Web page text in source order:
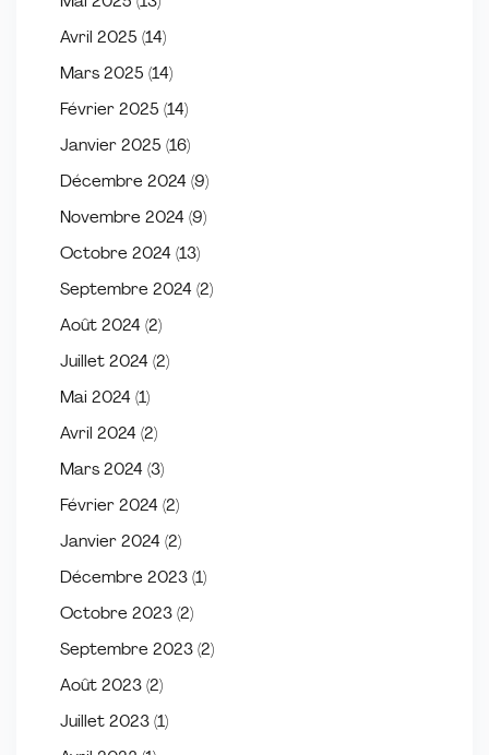
Avril 2025 (14)
Mars 2025 (14)
Février 2025 (14)
Janvier 2025 (16)
Décembre 2024 (9)
Novembre 2024 (9)
Octobre 2024 (13)
Septembre 2024 (2)
Août 2024 (2)
Juillet 2024 (2)
Mai 2024 (1)
Avril 2024 (2)
Mars 2024 (3)
Février 2024 (2)
Janvier 2024 (2)
Décembre 2023 (1)
Octobre 2023 (2)
Septembre 2023 (2)
Août 2023 (2)
Juillet 2023 (1)